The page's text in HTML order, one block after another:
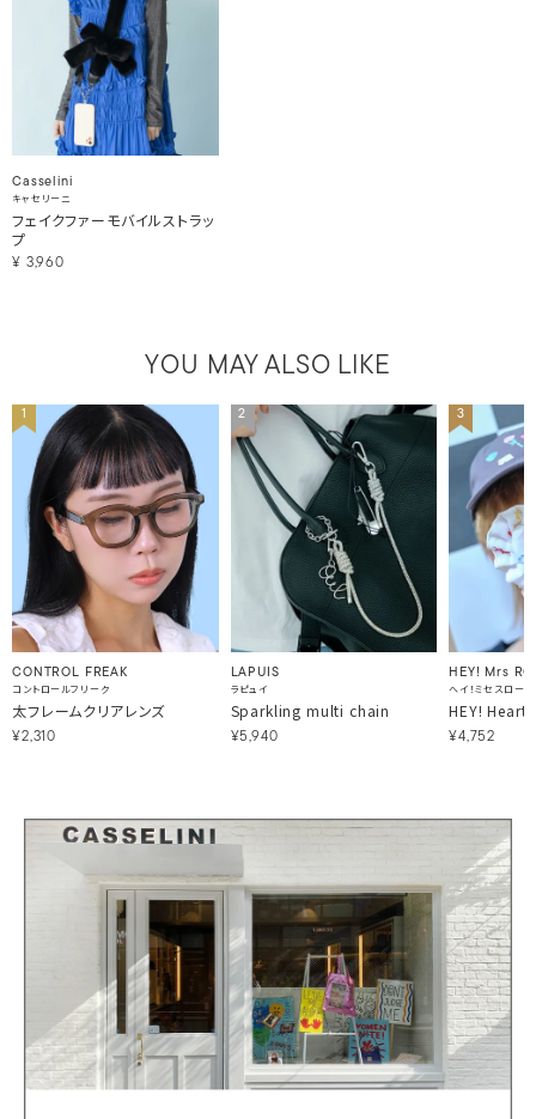
Casselini
キャセリーニ
フェイクファーモバイルストラッ
プ
¥ 3,960
YOU MAY ALSO LIKE
1
CONTROL FREAK
コントロールフリーク
太フレームクリアレンズ
¥2,310
2
LAPUIS
ラピュイ
Sparkling multi chain
¥5,940
3
HEY! Mrs
ヘイ！ミセスローズ
HEY! Heart
¥4,752